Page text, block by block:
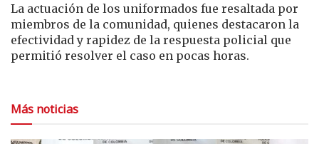
La actuación de los uniformados fue resaltada por
miembros de la comunidad, quienes destacaron la
efectividad y rapidez de la respuesta policial que
permitió resolver el caso en pocas horas.
Más noticias